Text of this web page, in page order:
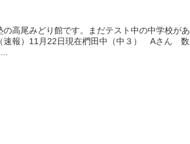
高尾みどり館です。まだテスト中の中学校があ
速報）11月22日現在椚田中（中３） Aさん 数